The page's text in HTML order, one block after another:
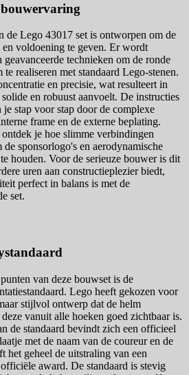
de Lego 43017 set is ontworpen om de
voldoening te geven. Er wordt
geavanceerde technieken om de ronde
realiseren met standaard Lego-stenen.
en precisie, wat resulteert in
en robuust aanvoelt. De instructies
stap voor stap door de complexe
frame en de externe beplating.
je hoe slimme verbindingen
sponsorlogo's en aerodynamische
houden. Voor de serieuze bouwer is dit
uren aan constructieplezier biedt,
perfect in balans is met de
set.
van deze bouwset is de
Lego heeft gekozen voor
stijlvol ontwerp dat de helm
vanuit alle hoeken goed zichtbaar is.
de standaard bevindt zich een officieel
met de naam van de coureur en de
het geheel de uitstraling van een
award. De standaard is stevig